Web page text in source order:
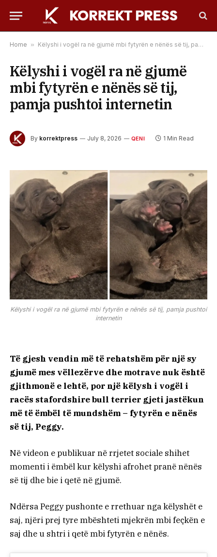
Home » Këlyshi i vogël ra në gjumë mbi fytyrën e nënës së tij, pamja pushtoi internetin
Këlyshi i vogël ra në gjumë
mbi fytyrën e nënës së tij,
pamja pushtoi internetin
By korrektpress July 8, 2026 QENI 1 Min Read
Këlyshi i vogël ra në gjumë mbi fytyrën e nënës së tij, pamja pushtoi
internetin
Të gjesh vendin më të rehatshëm për një sy
gjumë mes vëllezërve dhe motrave nuk është
gjithmonë e lehtë, por një këlysh i vogël i
racës stafordshire bull terrier gjeti jastëkun
më të ëmbël të mundshëm – fytyrën e nënës
së tij, Peggy.
Në videon e publikuar në rrjetet sociale shihet
momenti i ëmbël kur këlyshi afrohet pranë nënës
së tij dhe bie i qetë në gjumë.
Ndërsa Peggy pushonte e rrethuar nga këlyshët e
saj, njëri prej tyre mbështeti mjekrën mbi feçkën e
saj dhe u shtri i qetë mbi fytyrën e nënës.